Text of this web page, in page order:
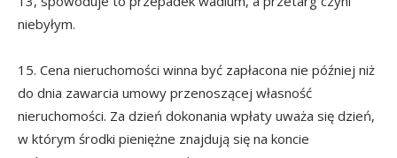
niebyłym.
15. Cena nieruchomości winna być zapłacona nie później niż
do dnia zawarcia umowy przenoszącej własność
nieruchomości. Za dzień dokonania wpłaty uważa się dzień,
w którym środki pieniężne znajdują się na koncie